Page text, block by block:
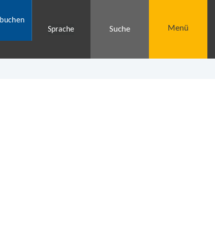
Sprache
Suche Menü